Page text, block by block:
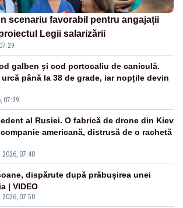
scenariu favorabil pentru angajații
Legii salarizării
07:39
galben și cod portocaliu de caniculă.
până la 38 de grade, iar nopțile devin
2026, 07:40
al Rusiei. O fabrică de drone din Kiev
americană, distrusă de o rachetă
2026, 07:50
dispărute după prăbușirea unei
| VIDEO